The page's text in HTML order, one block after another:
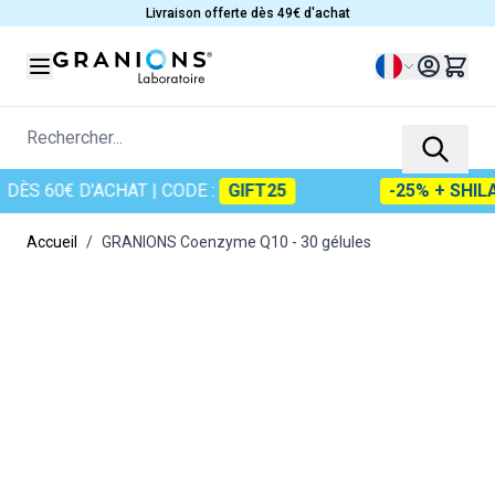
Livraison offerte dès 49€ d'achat
Langue
Rechercher...
60€ D'ACHAT| CODE : GIFT25 -25% +
Accueil / GRANIONS Coenzyme Q10 - 30 gélules